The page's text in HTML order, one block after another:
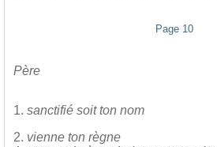
Page 10
Père
1. sanctifié soit ton nom
2. vienne ton règne